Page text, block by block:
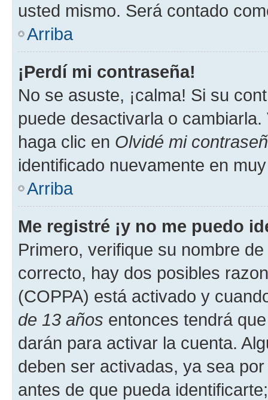
usted mismo. Será contado
Arriba
¡Perdí mi contraseña!
No se asuste, ¡calma! Si su
puede desactivarla o
haga clic en Olvidé mi
identificado nuevamente en
Arriba
Me registré ¡y no me puedo
Primero, verifique su nombre
correcto, hay dos posibles
(COPPA) está activado y
de 13 años entonces tendrá
darán para activar la cuenta.
deben ser activadas, ya sea
antes de que pueda